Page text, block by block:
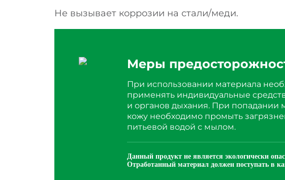
Не вызывает коррозии на стали/меди.
Меры
При использовании материала
применять индивидуальные
и органов дыхания. При попадании
кожу необходимо промыть
питьевой водой с мылом.
Данный продукт не является экологически
Отработанный материал должен поступать в